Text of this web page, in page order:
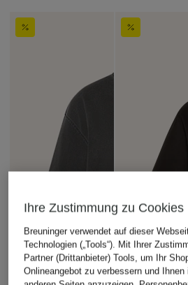
Ihre Zustimmung zu Cookies
Breuninger verwendet auf dieser
Technologien („Tools“). Mit Ihrer
Partner (Drittanbieter) Tools, um Ihr
Onlineangebot zu verbessern und